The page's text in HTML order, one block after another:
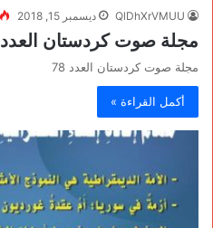
QlDhXrVMUU ديسمبر 15, 2018
مجلة صوت كردستان العدد 78
مجلة صوت كردستان العدد 78
أكمل القراءة »